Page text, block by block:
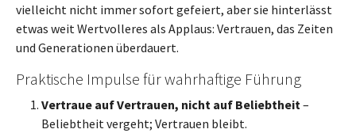
vielleicht nicht immer sofort gefeiert, aber sie hinterlässt
etwas weit Wertvolleres als Applaus: Vertrauen, das Zeiten
und Generationen überdauert.
Praktische Impulse für wahrhaftige Führung
Vertraue auf Vertrauen, nicht auf Beliebtheit–
Beliebtheit vergeht; Vertrauen bleibt.